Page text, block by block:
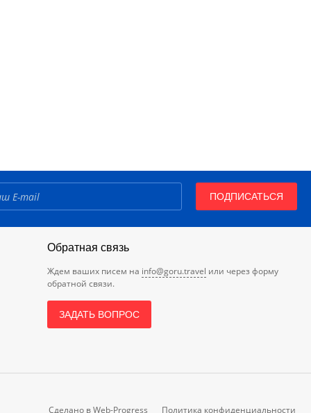
ПОДПИСАТЬСЯ
Обратная связь
Ждем ваших писем на info@goru.travel или через форму
обратной связи.
ЗАДАТЬ ВОПРОС
Сделано вWeb-Progress Политика конфиденциальности